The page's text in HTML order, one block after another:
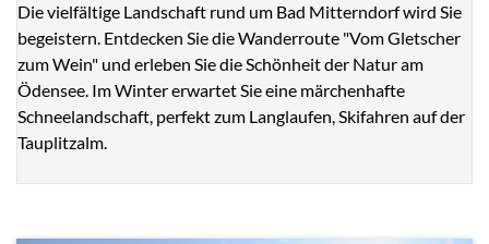
Die vielfältige Landschaft rund um Bad Mitterndorf wird Sie
begeistern. Entdecken Sie die Wanderroute "Vom Gletscher
zum Wein" und erleben Sie die Schönheit der Natur am
Ödensee. Im Winter erwartet Sie eine märchenhafte
Schneelandschaft, perfekt zum Langlaufen, Skifahren auf der
Tauplitzalm.